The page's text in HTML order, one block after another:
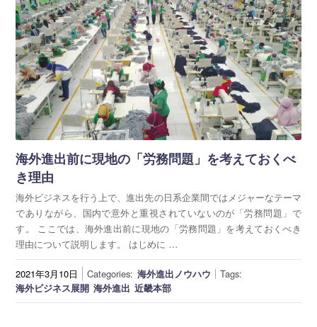
海外進出前に現地の「労務問題」を考えておくべ
き理由
海外ビジネスを行う上で、進出先の日系企業間ではメジャーなテーマ
でありながら、国内で意外と重視されていないのが「労務問題」で
す。 ここでは、海外進出前に現地の「労務問題」を考えておくべき
理由について説明します。 はじめに …
2021年3月10日 Categories: 海外進出ノウハウ
Tags:
海外ビジネス展開 海外進出 近畿本部